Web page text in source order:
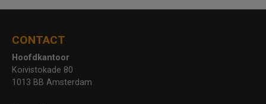
CONTACT
Hoofdkantoor
Koivistokade 80
1013 BB Amsterdam